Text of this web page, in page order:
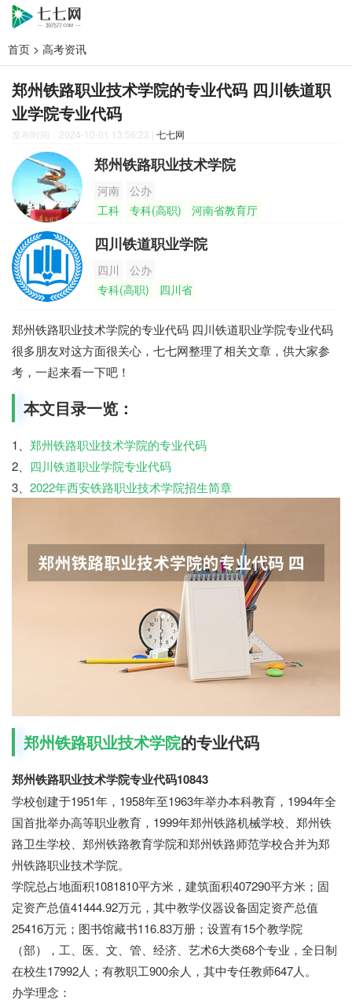
首页 > 高考资讯
郑州铁路职业技术学院的专业代码 四川铁道职
业学院专业代码
发布时间：2024-10-01 13:56:23 | 七七网
郑州铁路职业技术学院
河南
公办
工科
专科(高职) 河南省教育厅
四川铁道职业学院
四川
公办
专科(高职)
四川省
郑州铁路职业技术学院的专业代码 四川铁道职业学院专业代码
很多朋友对这方面很关心，七七网整理了相关文章，供大家参
考，一起来看一下吧！
本文目录一览：
1、 郑州铁路职业技术学院的专业代码
2、 四川铁道职业学院专业代码
3、 2022年西安铁路职业技术学院招生简章
郑州铁路职业技术学院的专业代码
郑州铁路职业技术学院专业代码10843
学校创建于1951年，1958年至1963年举办本科教育，1994年全
国首批举办高等职业教育，1999年郑州铁路机械学校、郑州铁
路卫生学校、郑州铁路教育学院和郑州铁路师范学校合并为郑
州铁路职业技术学院。
学院总占地面积1081810平方米，建筑面积407290平方米；固
定资产总值41444.92万元，其中教学仪器设备固定资产总值
25416万元；图书馆藏书116.83万册；设置有15个教学院
（部），工、医、文、管、经济、艺术6大类68个专业，全日制
在校生17992人；有教职工900余人，其中专任教师647人。
办学理念：